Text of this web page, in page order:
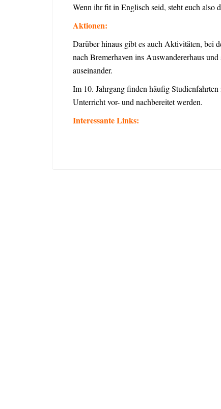
Wenn ihr fit in Englisch seid, steht euch also
Aktionen:
Darüber hinaus gibt es auch Aktivitäten, bei
nach Bremerhaven ins Auswandererhaus
auseinander.
Im 10. Jahrgang finden häufig
Unterricht vor- und nachbereitet werden.
Interessante Links: